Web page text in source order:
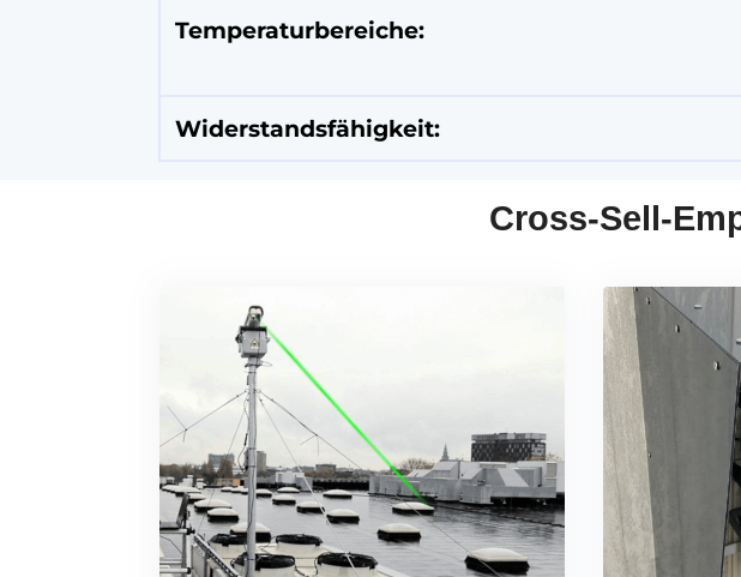
Temperaturbereiche:
Widerstandsfähigkeit:
Cross-Sell-